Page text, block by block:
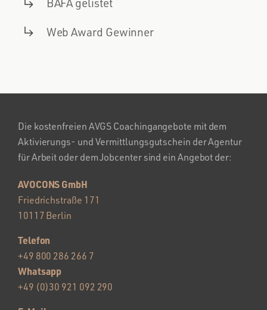
BAFA gelistet
Web Award Gewinner
Die kostenfreien AVGS Coachingangebote mit dem
Aktivierungs- und Vermittlungsgutschein der Agentur
für Arbeit oder dem Jobcenter sind ein Angebot der:
AVOCONS GmbH
Friedrichstraße 171
10117 Berlin
Telefon
+49 800 286 266 7
Whatsapp
+49 (0)30 921 092 290